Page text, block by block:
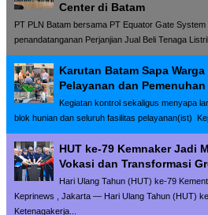
Center di Batam
PT PLN Batam bersama PT Equator Gate
penandatanganan Perjanjian Jual Beli Tenaga
Karutan Batam Sapa
Pelayanan dan
Kegiatan kontrol sekaligus menyapa
blok hunian dan seluruh fasilitas pelayanan(ist)
HUT ke-79 Kemnaker Jadi
Vokasi dan Transformasi
Hari Ulang Tahun (HUT) ke-79
Keprinews , Jakarta — Hari Ulang Tahun (HUT)
Ketenagakerja...